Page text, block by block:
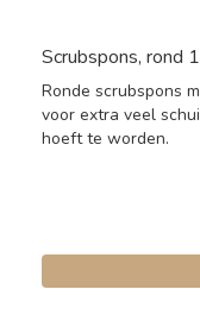
Scrubspons, rond
Ronde scrubspons
voor extra veel
hoeft te worden.